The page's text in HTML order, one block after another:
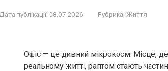
Дата публікації: 08.07.2026 Рубрика: Життя
Офіс — це дивний мікрокосм. Місце, де
реальному житті, раптом стають